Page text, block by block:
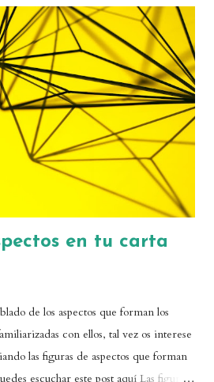
protectora que acompaña. En
no es exactamente ese, como
es un stellium? ¡Sencillo! Se trata de
en un mismo signo o en una misma
astólogas que ya hablan de stellium
de tres planetas en un punto,
en tu carta
de los aspectos que forman los
con ellos, tal vez os interese
las figuras de aspectos que forman
escuchar este post aquí Las figuras